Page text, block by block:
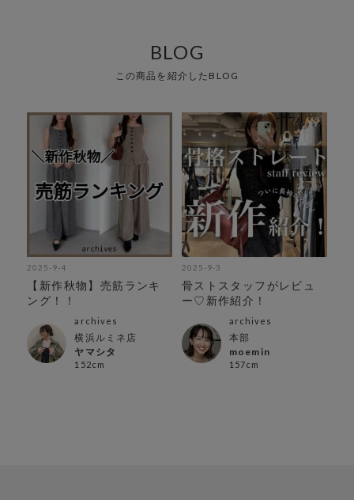
BLOG
この商品を紹介したBLOG
2025-9-4
【新作秋物】売筋ランキ
ング！！
archives
横浜ルミネ店
ヤマシタ
152cm
2025-9-3
骨ストスタッフがレビュ
ー♡新作紹介！
archives
本部
moemin
157cm